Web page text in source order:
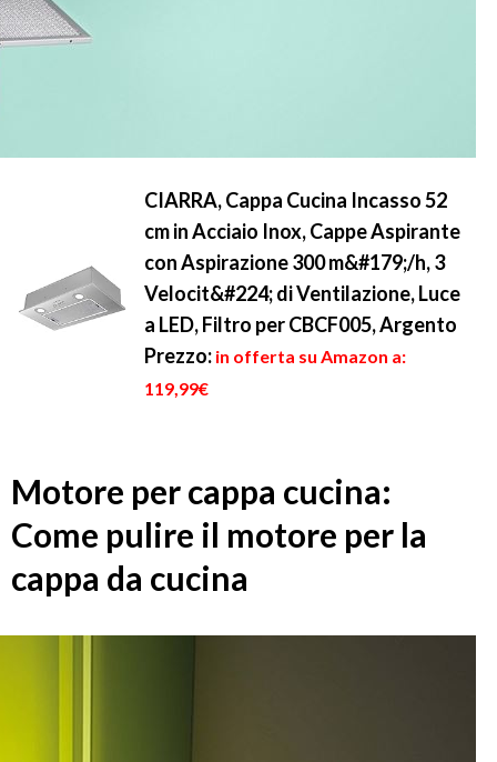
CIARRA, Cappa Cucina Incasso 52
cm in Acciaio Inox, Cappe Aspirante
con Aspirazione 300 m&#179;/h, 3
Velocit&#224; di Ventilazione, Luce
a LED, Filtro per CBCF005, Argento
Prezzo: in offerta su Amazon a:
119,99€
Motore per cappa cucina:
Come pulire il motore per la
cappa da cucina